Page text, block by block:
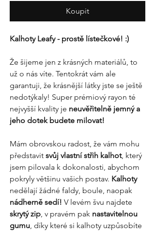
Koupit
Kalhoty Leafy - prostě lístečkové! :)
Že šijeme jen z krásných materiálů, to
už o nás víte. Tentokrát vám ale
garantuji, že krásnější látky jste se ještě
nedotýkaly! Super prémiový rayon té
nejvyšší kvality je neuvěřitelně jemný a
jeho dotek budete milovat!
Mám obrovskou radost, že vám mohu
představit svůj vlastní střih kalhot, který
jsem pilovala k dokonalosti, abychom
pokryly většinu vašich postav. Kalhoty
nedělají žádné faldy, boule, naopak
nádherně sedí! V levém švu najdete
skrytý zip, v pravém pak nastavitelnou
gumu, díky které si kalhoty uzpůsobíte